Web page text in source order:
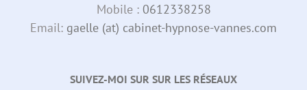
Mobile : 0612338258
Email: gaelle (at) cabinet-hypnose-vannes.com
SUIVEZ-MOI SUR SUR LES RÉSEAUX